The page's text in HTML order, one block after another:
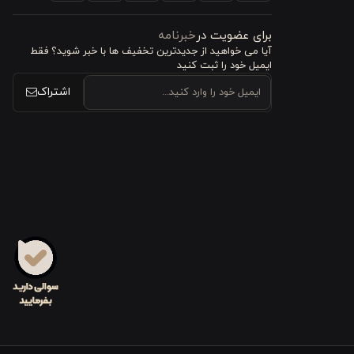
هزینه
برای عضویت درخبرنامه
آیا می خواهید از جدید‌ترین تخفیف‌ ها با‌ خبر شوید؟ فقط
ایمیل خود را ثبت کنید
اشتراک